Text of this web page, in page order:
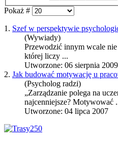
Pokaż #
1. Szef w perspektywie
(Wywiady)
Przewodzić innym wcale
której liczy ...
Utworzone: 06 sierpnia 2009
2. Jak budować motywację u
(Psycholog radzi)
„Zarządzanie polega na
najcenniejsze? Motywować
Utworzone: 04 lipca 2007